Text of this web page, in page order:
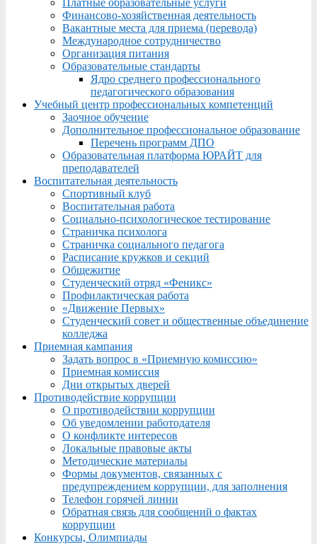
Платные образовательные услуги
Финансово-хозяйственная деятельность
Вакантные места для приема (перевода)
Международное сотрудничество
Организация питания
Образовательные стандарты
Ядро среднего профессионального
педагогического образования
Учебный центр профессиональных компетенций
Заочное обучение
Дополнительное профессиональное образование
Перечень программ ДПО
Образовательная платформа ЮРАЙТ для
преподавателей
Воспитательная деятельность
Спортивный клуб
Воспитательная работа
Социально-психологическое тестирование
Страничка психолога
Страничка социального педагога
Расписание кружков и секций
Общежитие
Студенческий отряд «Феникс»
Профилактическая работа
«Движение Первых»
Студенческий совет и общественные объединение
колледжа
Приемная кампания
Задать вопрос в «Приемную комиссию»
Приемная комиссия
Дни открытых дверей
Противодействие коррупции
О противодействии коррупции
Об уведомлении работодателя
О конфликте интересов
Локальные правовые акты
Методические материалы
Формы документов, связанных с
предупреждением коррупции, для заполнения
Телефон горячей линии
Обратная связь для сообщений о фактах
коррупции
Конкурсы, Олимпиады